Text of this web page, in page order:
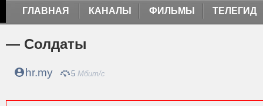
ГЛАВНАЯ КАНАЛЫ ФИЛЬМЫ ТЕЛЕГИД
— Солдаты
hr.my 5 Мбит/с